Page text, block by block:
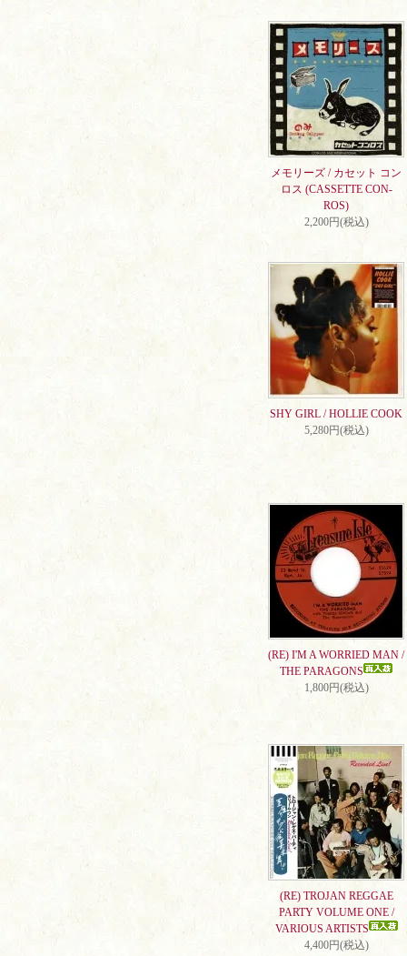
メモリーズ / カセット コン
ロス (CASSETTE CON-
ROS)
2,200円(税込)
SHY GIRL / HOLLIE COOK
5,280円(税込)
(RE) I'M A WORRIED MAN /
THE PARAGONS
1,800円(税込)
(RE) TROJAN REGGAE
PARTY VOLUME ONE /
VARIOUS ARTISTS
4,400円(税込)